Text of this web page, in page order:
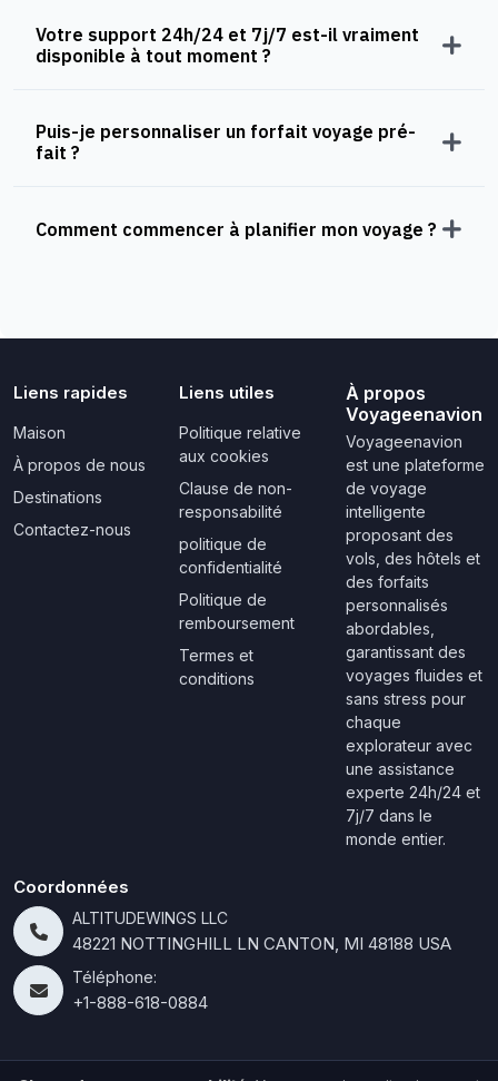
Votre support 24h/24 et 7j/7 est-il vraiment
disponible à tout moment ?
Puis-je personnaliser un forfait voyage pré-
fait ?
Comment commencer à planifier mon voyage ?
Liens rapides
Maison
À propos de nous
Destinations
Contactez-nous
Liens utiles
Politique relative
aux cookies
Clause de non-
responsabilité
politique de
confidentialité
Politique de
remboursement
Termes et
conditions
À propos
Voyageenavion
Voyageenavion
est une plateforme
de voyage
intelligente
proposant des
vols, des hôtels et
des forfaits
personnalisés
abordables,
garantissant des
voyages fluides et
sans stress pour
chaque
explorateur avec
une assistance
experte 24h/24 et
7j/7 dans le
monde entier.
Coordonnées
ALTITUDEWINGS LLC
48221 NOTTINGHILL LN CANTON, MI 48188 USA
Téléphone:
+1-888-618-0884